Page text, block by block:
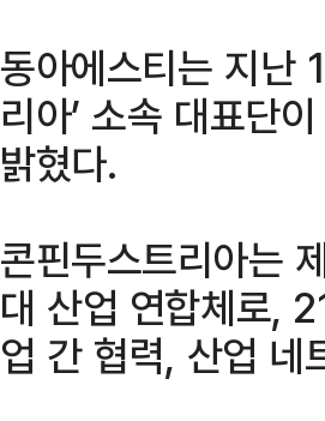
동아에스티는 지난
리아’ 소속 대표단
밝혔다.
콘핀두스트리아는
대 산업 연합체로,
업 간 협력, 산업 네